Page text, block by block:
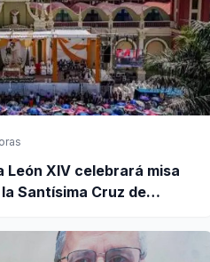
León XIV celebrará misa
Santísima Cruz de